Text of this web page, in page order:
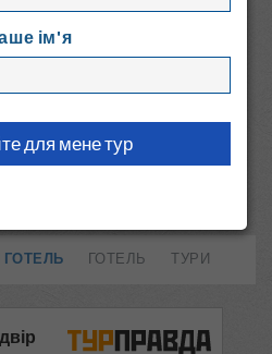
Бансько
ГОТЕЛЬ ТУРИ
ім'я